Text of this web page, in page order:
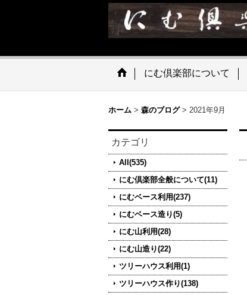
にむ倶楽部について
ホーム > 森のブログ > 2021年9月
カテゴリ
All(535)
にむ倶楽部全般について(11)
にむベース利用(237)
にむベース造り(5)
にむ山利用(28)
にむ山造り(22)
ツリーハウス利用(1)
ツリーハウス作り(138)